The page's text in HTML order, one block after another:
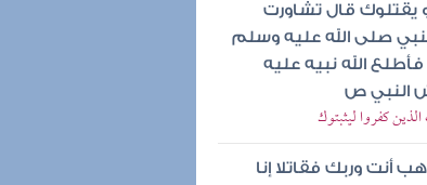
يقتلوك قال تشاورت
صلى الله عليه وسلم
الله نبيه عليه
النبي ص
كفروا ليثبتوك
أنت وربك فقاتلا إنا